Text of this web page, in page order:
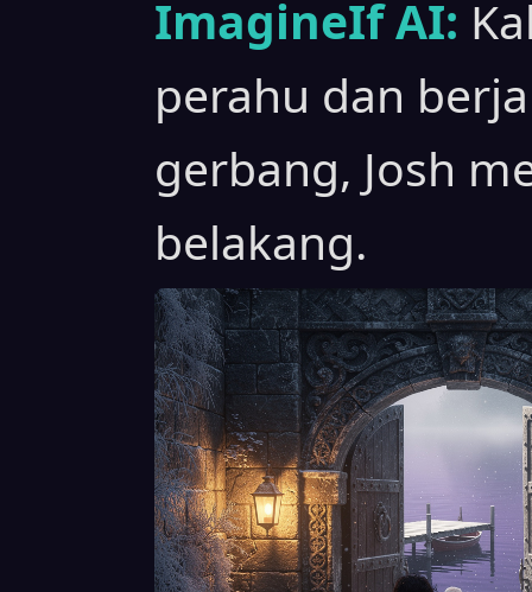
ImagineIf AI:
perahu dan
gerbang, Josh
belakang.